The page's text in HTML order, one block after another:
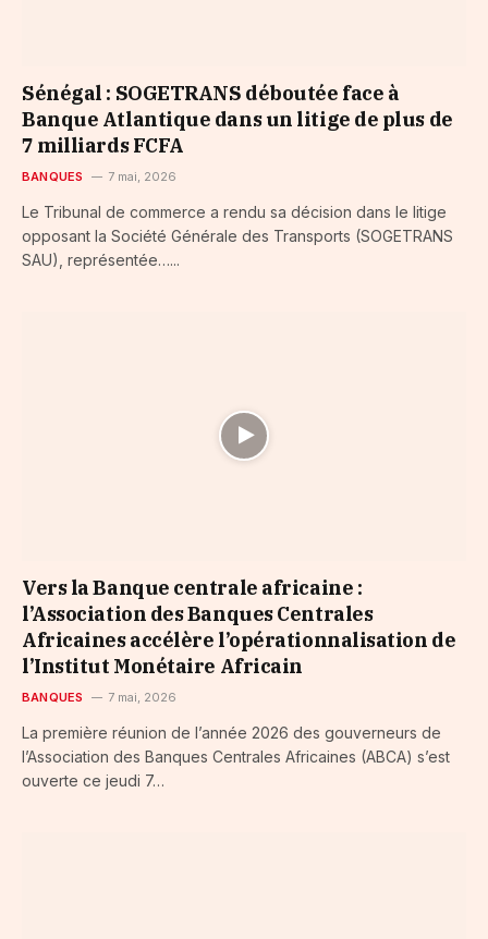
Sénégal : SOGETRANS déboutée face à
Banque Atlantique dans un litige de plus de
7 milliards FCFA
BANQUES 7 mai, 2026
Le Tribunal de commerce a rendu sa décision dans le litige
opposant la Société Générale des Transports (SOGETRANS
SAU), représentée…...
Vers la Banque centrale africaine :
l’Association des Banques Centrales
Africaines accélère l’opérationnalisation de
l’Institut Monétaire Africain
BANQUES 7 mai, 2026
La première réunion de l’année 2026 des gouverneurs de
l’Association des Banques Centrales Africaines (ABCA) s’est
ouverte ce jeudi 7…